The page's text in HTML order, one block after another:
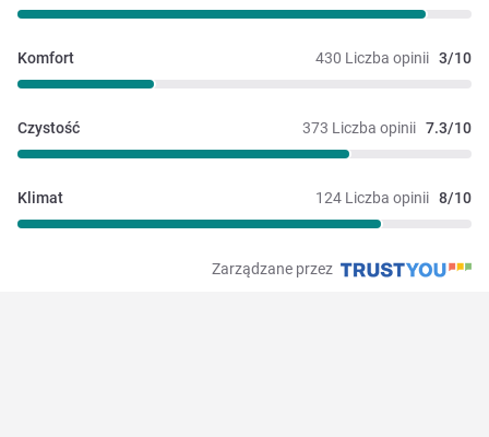
430 Liczba opinii 3/10
Komfort
373 Liczba opinii 7.3/10
Czystość
124 Liczba opinii 8/10
Klimat
Zarządzane przez